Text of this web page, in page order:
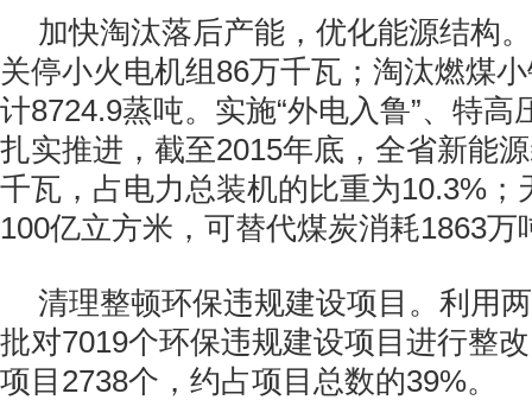
加快淘汰落后产能，优化能源结构。
关停小火电机组86万千瓦；淘汰燃煤
计8724.9蒸吨。实施“外电入鲁”、特高
扎实推进，截至2015年底，全省新能
千瓦，占电力总装机的比重为10.3%
100亿立方米，可替代煤炭消耗1863万
清理整顿环保违规建设项目。利用
批对7019个环保违规建设项目进行整
项目 2738个，约占项目总数的39%。